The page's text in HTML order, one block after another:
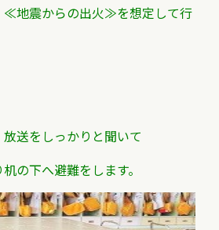
≪地震からの出火≫を想定して行
放送をしっかりと聞いて
の下へ避難をします。